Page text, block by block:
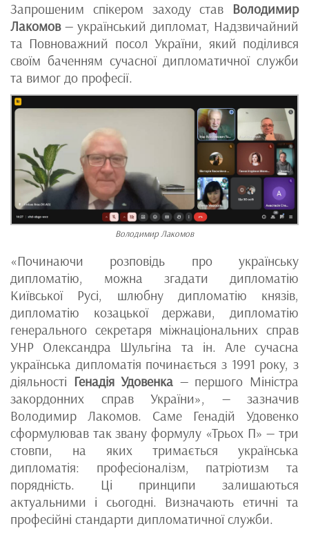
Запрошеним спікером заходу став Володимир
Лакомов— український дипломат, Надзвичайний
та Повноважний посол України, який поділився
своїм баченням сучасної дипломатичної служби
та вимог до професії.
Володимир Лакомов
«Починаючи розповідь про українську
дипломатію, можна згадати дипломатію
Київської Русі, шлюбну дипломатію князів,
дипломатію козацької держави, дипломатію
генерального секретаря міжнаціональних справ
УНР Олександра Шульгіна та ін. Але сучасна
українська дипломатія починається з 1991 року, з
діяльності Генадія Удовенка — першого Міністра
закордонних справ України», — зазначив
Володимир Лакомов. Саме Генадій Удовенко
сформулював так звану формулу «Трьох П» — три
стовпи, на яких тримається українська
дипломатія: професіоналізм, патріотизм та
порядність. Ці принципи залишаються
актуальними і сьогодні. Визначають етичні та
професійні стандарти дипломатичної служби.